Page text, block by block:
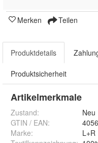
Merken Teilen
Produktdetails
Produktsicherheit
Artikelmerkmale
Zustand:
Neu
GTIN / EAN:
Marke:
L+R